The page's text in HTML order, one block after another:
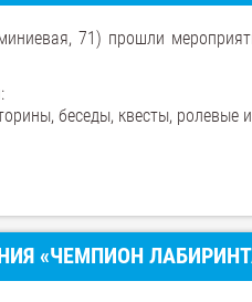
71) прошли
беседы, квесты, ролевые
«ЧЕМПИОН